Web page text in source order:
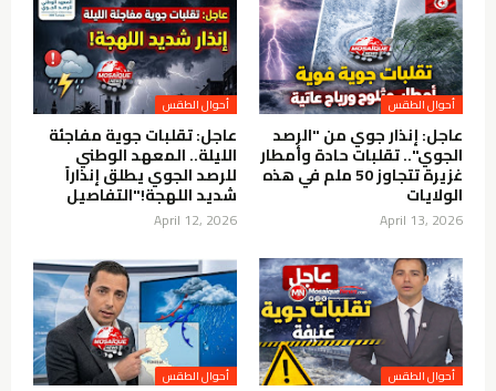
عاجل: إنذار جوي من "الرصد
الجوي".. تقلبات حادة وأمطار
غزيرة تتجاوز 50 ملم في هذه
الولايات
April 13, 2026
عاجل: تقلبات جوية مفاجئة
الليلة.. المعهد الوطني
للرصد الجوي يطلق إنذاراً
شديد اللهجة!"التفاصيل
April 12, 2026